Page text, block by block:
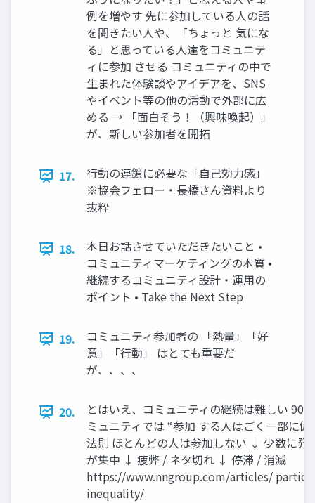
例を増やす 先に参加している人の話
を聞きたい人や、「ちょっと 気にな
る」と思っている人達をコミュニテ
ィに参加 させる コミュニティの中で
生まれた体験談やアイデアを、SNS
やイベント等の他の活動で外部に広
める → 「面白そう！（興味喚起）」
が、新しい参加者を開拓
17.
行動の連鎖に必要な「自己効力感」
※協会フェロー・長橋さん資料より
抜粋
18.
本日お話させていただきたいこと •
コミュニティマーケティングの本質 •
継続するコミュニティ設計・運用の
ポイント • Take the Next Step
19.
コミュニティ参加者の 「熱量」「好
意」「行動」 はとても重要だ
が、、、、
20.
とはいえ、コミュニティの継続は難しい 90
ミュニティでは “参加 する人はごく一部に偏
法則 ほとんどの人は参加しない ↓ 少数に発
が集中 ↓ 疲弊 / ネタ切れ ↓ 停滞 / 消滅
https://www.nngroup.com/articles/
inequality/